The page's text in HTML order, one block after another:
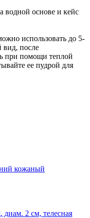
водной основе и кейс
использовать до 5-
вид, после
при помощи теплой
ее пудрой для
кожаный
диам. 2 см, телесная